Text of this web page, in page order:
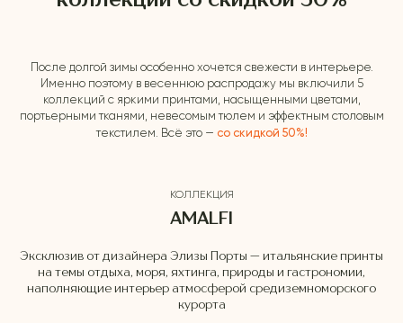
После долгой зимы особенно хочется свежести в интерьере.
Именно поэтому в весеннюю распродажу мы включили 5
коллекций с яркими принтами, насыщенными цветами,
портьерными тканями, невесомым тюлем и эффектным столовым
текстилем. Всё это — со скидкой 50%!
КОЛЛЕКЦИЯ
AMALFI
Эксклюзив от дизайнера Элизы Порты — итальянские принты
на темы отдыха, моря, яхтинга, природы и гастрономии,
наполняющие интерьер атмосферой средиземноморского
курорта